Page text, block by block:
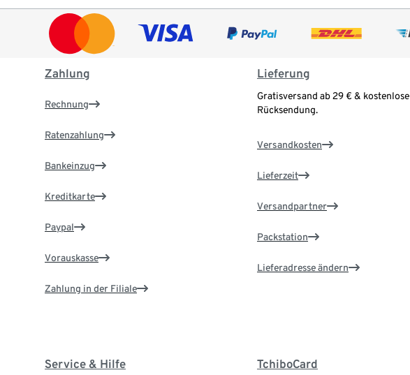
Zahlung
Rechnung
Ratenzahlung
Bankeinzug
Kreditkarte
Paypal
Vorauskasse
Zahlung in der Filiale
Lieferung
Gratisversand ab 29 € & kostenlose
Rücksendung.
Versandkosten
Lieferzeit
Versandpartner
Packstation
Lieferadresse ändern
Service & Hilfe TchiboCard